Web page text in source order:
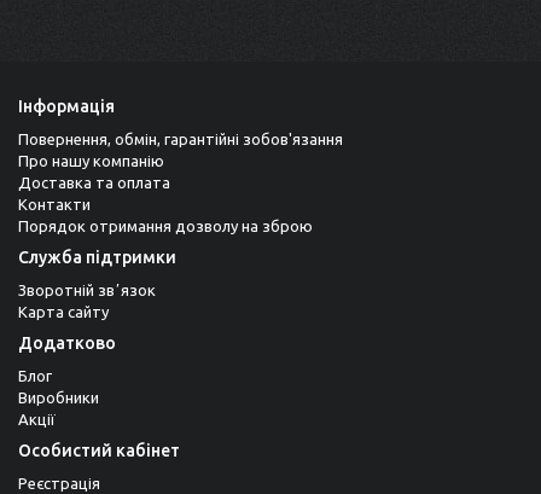
Інформація
Повернення, обмін, гарантійні зобов'язання
Про нашу компанію
Доставка та оплата
Контакти
Порядок отримання дозволу на зброю
Служба підтримки
Зворотній звʼязок
Карта сайту
Додатково
Блог
Виробники
Акції
Особистий кабінет
Реєстрація